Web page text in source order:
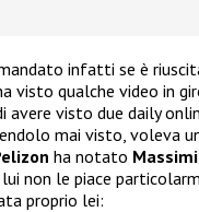
infatti se è
visto qualche video in
avere visto due daily
mai visto, voleva
ha notato
non le piace
proprio lei: